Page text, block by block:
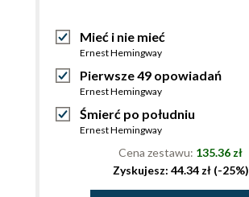
Mieć i nie mieć
Ernest Hemingway
Pierwsze 49 opowiadań
Ernest Hemingway
Śmierć po południu
Ernest Hemingway
Cena zestawu: 135.36 zł
Zyskujesz: 44.34 zł (-25%)